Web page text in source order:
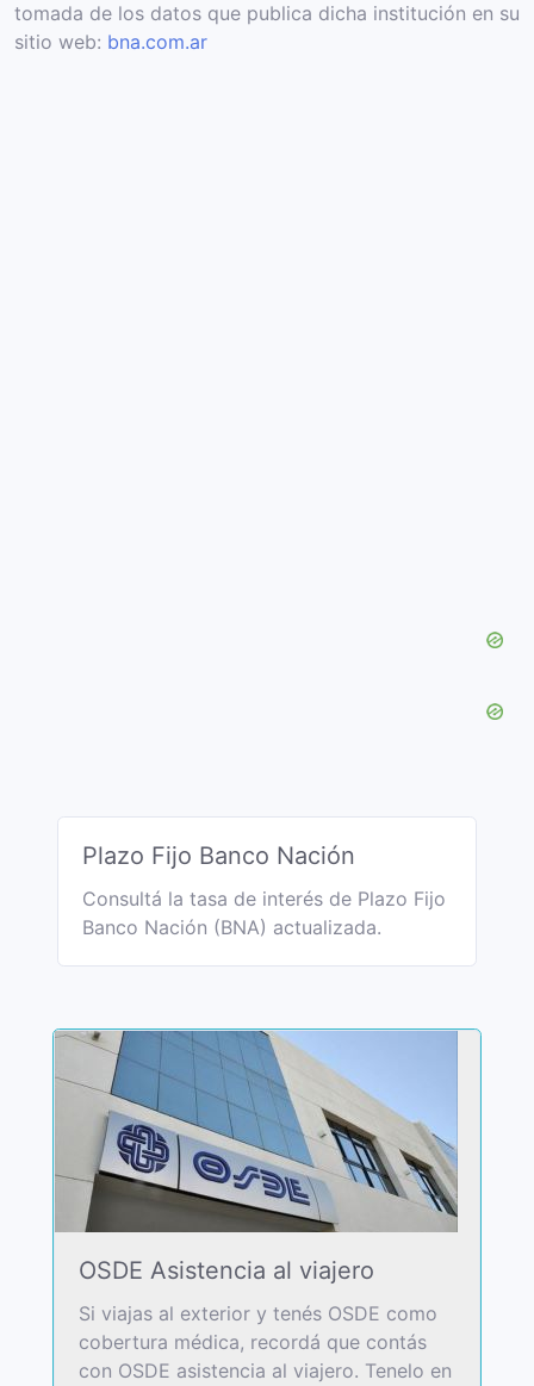
tomada de los datos que publica dicha institución en su
sitio web: bna.com.ar
Plazo Fijo Banco Nación
Consultá la tasa de interés de Plazo Fijo
Banco Nación (BNA) actualizada.
OSDE Asistencia al viajero
Si viajas al exterior y tenés OSDE como
cobertura médica, recordá que contás
con OSDE asistencia al viajero. Tenelo en